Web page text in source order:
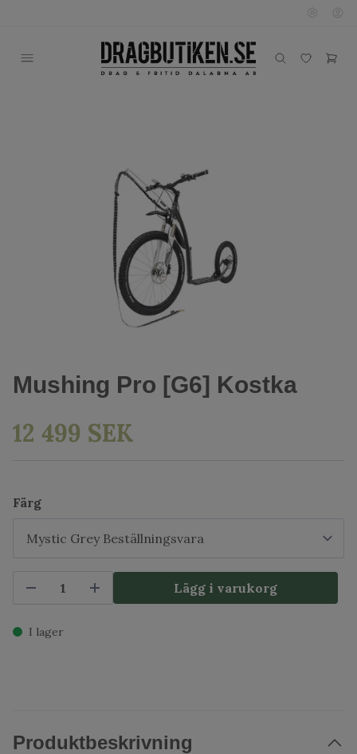
Mushing Pro [G6] Kostka
12 499 SEK
Färg
Lägg i varukorg
I lager
Produktbeskrivning